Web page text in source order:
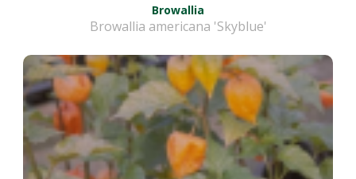
Browallia
Browallia americana 'Skyblue'